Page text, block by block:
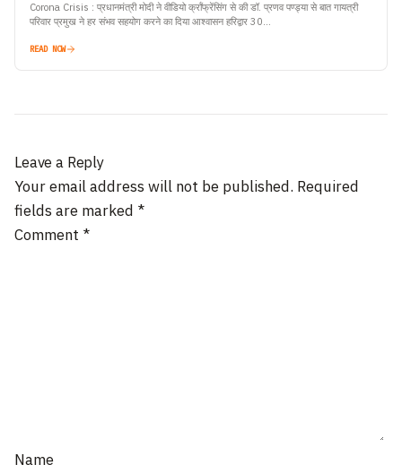
Corona Crisis : प्रधानमंत्री मोदी ने वीडियो क्रॉंफ्रेंसिंग से की डॉ. प्रणव पण्ड्या से बात गायत्री
परिवार प्रमुख ने हर संभव सहयोग करने का दिया आश्वासन हरिद्वार 30…
READ NOW
Leave a Reply
Your email address will not be published. Required
fields are marked *
Comment *
Name